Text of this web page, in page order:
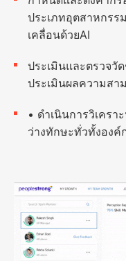
ประเภทอุตสาหกรร
เคลื่อนด้วยAI
ประเมินและตรวจวั
ประเมินผลความสา
• ดำเนินการวิเคร
ว่างทักษะทั่วทั้งองค์